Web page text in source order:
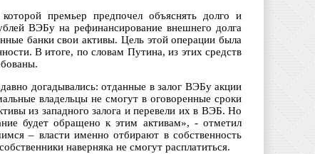
премьер предпочел объяснять долго и
ВЭБу на рефинансирование внешнего долга
банки свои активы. Цель этой операции была
В итоге, по словам Путина, из этих средств
догадывались: отданные в залог ВЭБу акции
владельцы не смогут в оговоренные сроки
из западного залога и перевели их в ВЭБ. Но
будет обращено к этим активам», - отметил
– власти именно отбирают в собственность
наверняка не смогут расплатиться.